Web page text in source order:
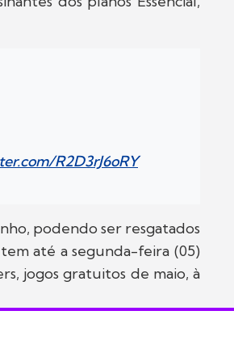
R2D3rJ6oRY
podendo ser resgatados
até a segunda-feira (05)
jogos gratuitos de maio, à